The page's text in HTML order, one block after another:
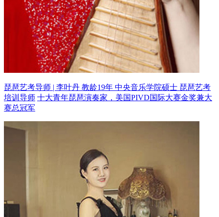
琵琶艺考导师 | 李叶丹 教龄19年 中央音乐学院硕士 琵琶艺考
培训导师 十大青年琵琶演奏家，美国PIVD国际大赛金奖兼大
赛总冠军